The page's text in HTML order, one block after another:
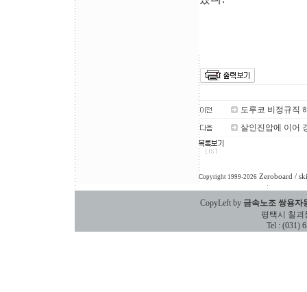
도루코 비정규직
살인진압에 이어
Copyright 1999-2026 Zeroboard /
CopyLeft by 금속노조 쌍용자
평택시 칠괴동
Tel : (031)